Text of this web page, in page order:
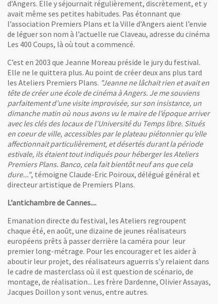
d’Angers. Elle y séjournait régulièrement, discrètement, et y
avait même ses petites habitudes. Pas étonnant que
l’association Premiers Plans et la Ville d’Angers aient l’envie
de léguer son nom à l’actuelle rue Claveau, adresse du cinéma
Les 400 Coups, là où tout a commencé.
C’est en 2003 que Jeanne Moreau préside le jury du festival.
Elle ne le quittera plus. Au point de créer deux ans plus tard
les Ateliers Premiers Plans. "Jeanne ne lâchait rien et avait en
tête de créer une école de cinéma à Angers. Je me souviens
parfaitement d’une visite improvisée, sur son insistance, un
dimanche matin où nous avons vu le maire de l’époque arriver
avec les clés des locaux de l’Université du Temps libre. Situés
en coeur de ville, accessibles par le plateau piétonnier qu’elle
affectionnait particulièrement, et désertés durant la période
estivale, ils étaient tout indiqués pour héberger les Ateliers
Premiers Plans. Banco, cela fait bientôt neuf ans que cela
dure...", témoigne Claude-Eric Poiroux, délégué général et
directeur artistique de Premiers Plans.
L’antichambre de Cannes....
Emanation directe du festival, les Ateliers regroupent
chaque été, en août, une dizaine de jeunes réalisateurs
européens prêts à passer derrière la caméra pour leur
premier long-métrage. Pour les encourager et les aider à
aboutir leur projet, des réalisateurs aguerris s’y relaient dans
le cadre de masterclass où il est question de scénario, de
montage, de réalisation... Les frère Dardenne, Olivier Assayas,
Jacques Doillon y sont venus, entre autres.